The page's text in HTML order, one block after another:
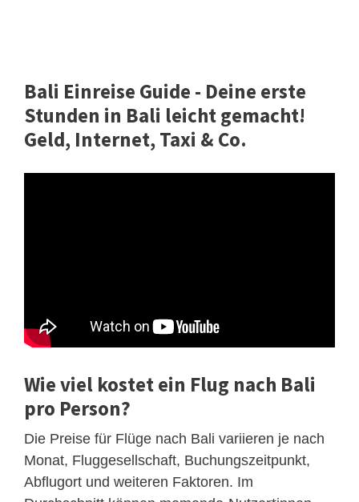
Bali Einreise Guide - Deine erste
Stunden in Bali leicht gemacht!
Geld, Internet, Taxi & Co.
Wie viel kostet ein Flug nach Bali
pro Person?
Die Preise für Flüge nach Bali variieren je nach
Monat, Fluggesellschaft, Buchungszeitpunkt,
Abflugort und weiteren Faktoren. Im